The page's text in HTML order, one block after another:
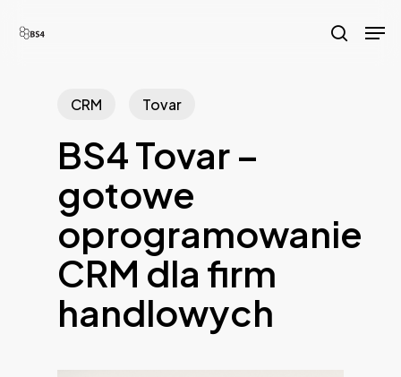
search
CRM Tovar
BS4 Tovar –
gotowe
oprogramowanie
CRM dla firm
handlowych